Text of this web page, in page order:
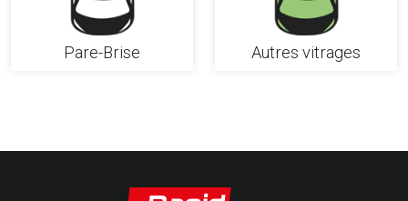
Pare-Brise Autres vitrages